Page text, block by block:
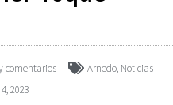
comentarios Arnedo, Noticias
2023